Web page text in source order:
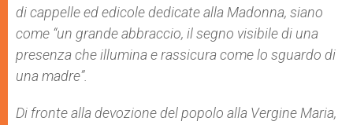
di cappelle ed edicole dedicate alla Madonna, siano
come “un grande abbraccio, il segno visibile di una
presenza che illumina e rassicura come lo sguardo di
una madre”.
Di fronte alla devozione del popolo alla Vergine Maria,